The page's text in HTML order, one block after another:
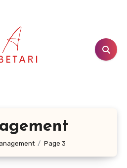
Page 3